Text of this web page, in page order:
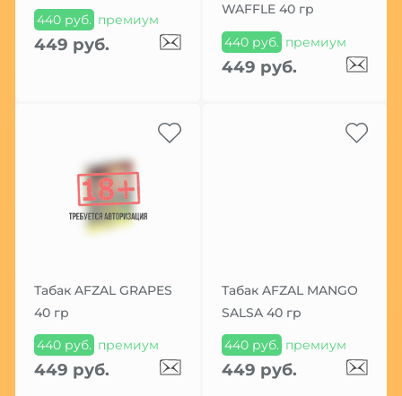
440 руб. премиум
449 руб.
WAFFLE 40 гр
440 руб. премиум
449 руб.
Табак AFZAL GRAPES
40 гр
440 руб. премиум
449 руб.
Табак AFZAL MANGO
SALSA 40 гр
440 руб. премиум
449 руб.